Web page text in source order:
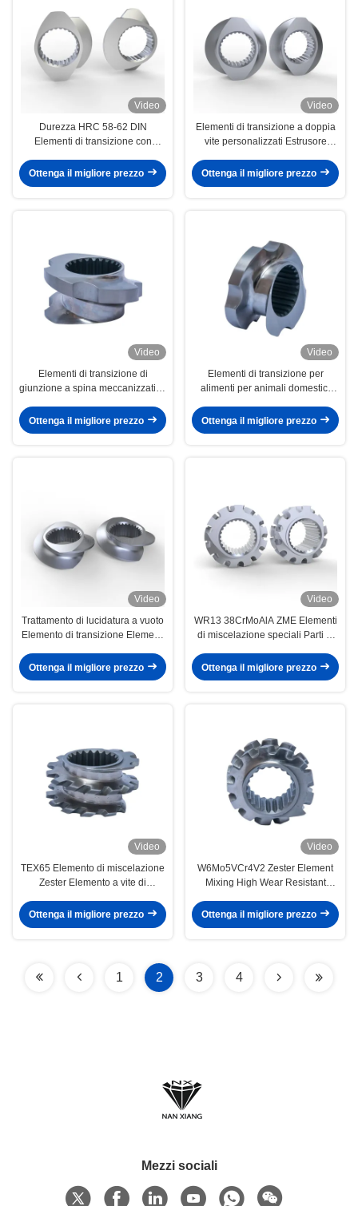
Video
Durezza HRC 58-62 DIN
Elementi di transizione con
indurimento a vuoto
Ottenga il migliore prezzo
Video
Elementi di transizione a doppia
vite personalizzati Estrusore
per plastica
Ottenga il migliore prezzo
Video
Elementi di transizione di
giunzione a spina meccanizzati di
300 mm Twin Screw Extruder
Ottenga il migliore prezzo
Video
Elementi di transizione per
alimenti per animali domestici
Extruder Part For Pelletizer
Ottenga il migliore prezzo
Video
Trattamento di lucidatura a vuoto
Elemento di transizione Elementi
Ottenga il migliore prezzo
Video
WR13 38CrMoAlA ZME Elementi
di miscelazione speciali Parti di
l'industria della plastica
Ottenga il migliore prezzo
Video
TEX65 Elemento di miscelazione
Zester Elemento a vite di
macchine per plastica e gomma
Ottenga il migliore prezzo
Video
W6Mo5VCr4V2 Zester Element
Mixing High Wear Resistant
l'industria alimentare
Ottenga il migliore prezzo
1 2 3 4
Mezzi sociali